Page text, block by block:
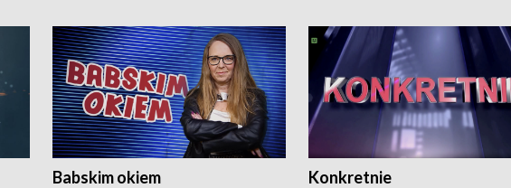
Babskim okiem Konkretnie